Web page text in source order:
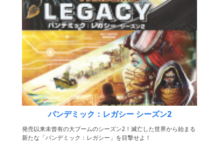
パンデミック：レガシー シーズン2
発売以来未曾有の大ブームのシーズン2！滅亡した世界から始まる
新たな「パンデミック：レガシー」を目撃せよ！